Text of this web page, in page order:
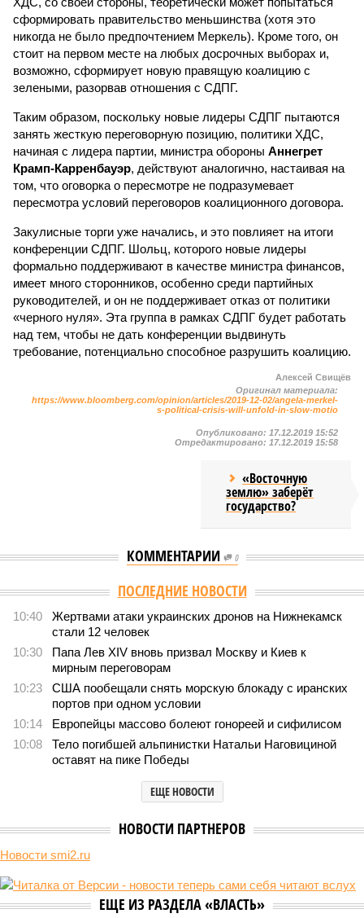
сформировать правительство меньшинства (хотя это
никогда не было предпочтением Меркель). Кроме того, он
стоит на первом месте на любых досрочных выборах и,
возможно, сформирует новую правящую коалицию с
зелеными, разорвав отношения с СДПГ.
Таким образом, поскольку новые лидеры СДПГ пытаются
занять жесткую переговорную позицию, политики ХДС,
начиная с лидера партии, министра обороны Аннегрет
Крамп-Карренбауэр, действуют аналогично, настаивая на
том, что оговорка о пересмотре не подразумевает
пересмотра условий переговоров коалиционного договора.
Закулисные торги уже начались, и это повлияет на итоги
конференции СДПГ. Шольц, которого новые лидеры
формально поддерживают в качестве министра финансов,
имеет много сторонников, особенно среди партийных
руководителей, и он не поддерживает отказ от политики
«черного нуля». Эта группа в рамках СДПГ будет работать
над тем, чтобы не дать конференции выдвинуть
требование, потенциально способное разрушить коалицию.
Алексей Свищёв
Оригинал материала:
https://www.bloomberg.com/opinion/articles/2019-12-02/angela-merkel-
s-political-crisis-will-unfold-in-slow-motio
Опубликовано: 17.12.2019 15:52
Отредактировано: 17.12.2019 15:58
«Восточную
землю» заберёт
государство?
КОММЕНТАРИИ 0
ПОСЛЕДНИЕ НОВОСТИ
10:40
Жертвами атаки украинских дронов на Нижнекамск
стали 12 человек
10:30
Папа Лев XIV вновь призвал Москву и Киев к
мирным переговорам
10:23
США пообещали снять морскую блокаду с иранских
портов при одном условии
10:14
Европейцы массово болеют гонореей и сифилисом
10:08
Тело погибшей альпинистки Натальи Наговициной
оставят на пике Победы
ЕЩЕ НОВОСТИ
НОВОСТИ ПАРТНЕРОВ
Новости smi2.ru
ЕЩЕ ИЗ РАЗДЕЛА «ВЛАСТЬ»